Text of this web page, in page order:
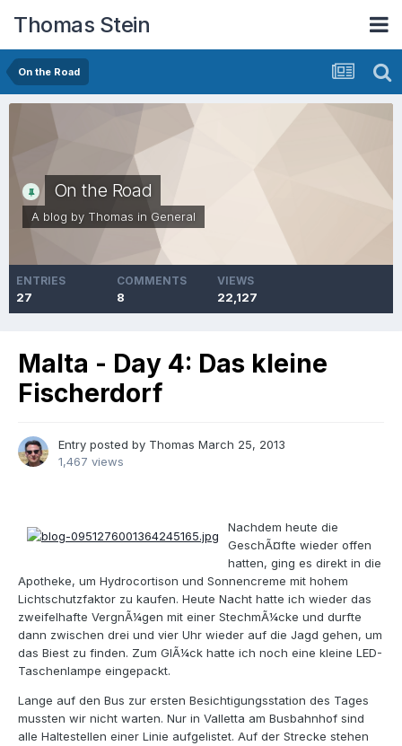
Thomas Stein
On the Road
On the Road
A blog by Thomas in General
ENTRIES
27
COMMENTS
8
VIEWS
22,127
Malta - Day 4: Das kleine
Fischerdorf
Entry posted by Thomas March 25, 2013
1,467 views
Nachdem heute die
GeschÃ¤fte wieder offen
hatten, ging es direkt in die
Apotheke, um Hydrocortison und Sonnencreme mit hohem
Lichtschutzfaktor zu kaufen. Heute Nacht hatte ich wieder das
zweifelhafte VergnÃ¼gen mit einer StechmÃ¼cke und durfte
dann zwischen drei und vier Uhr wieder auf die Jagd gehen, um
das Biest zu finden. Zum GlÃ¼ck hatte ich noch eine kleine LED-
Taschenlampe eingepackt.
Lange auf den Bus zur ersten Besichtigungsstation des Tages
mussten wir nicht warten. Nur in Valletta am Busbahnhof sind
alle Haltestellen einer Linie aufgelistet. Auf der Strecke stehen